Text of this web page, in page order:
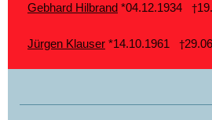
Gebhard Hilbrand *04.12.1934 †
Jürgen Klauser *14.10.1961 †